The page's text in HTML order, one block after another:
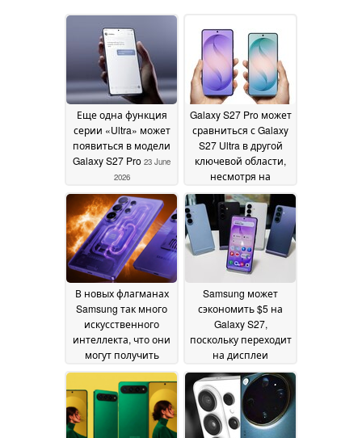
Еще одна функция
серии «Ultra» может
появиться в модели
Galaxy S27 Pro 23 June
2026
Galaxy S27 Pro может
сравниться с Galaxy
S27 Ultra в другой
ключевой области,
несмотря на
меньший размер06
June 2026
В новых флагманах
Samsung так много
искусственного
интеллекта, что они
могут получить
жидкостное или
воздушное
охлаждение для
предотвращения
Samsung может
сэкономить $5 на
Galaxy S27,
поскольку переходит
на дисплеи
китайского
производства
22 May
2026